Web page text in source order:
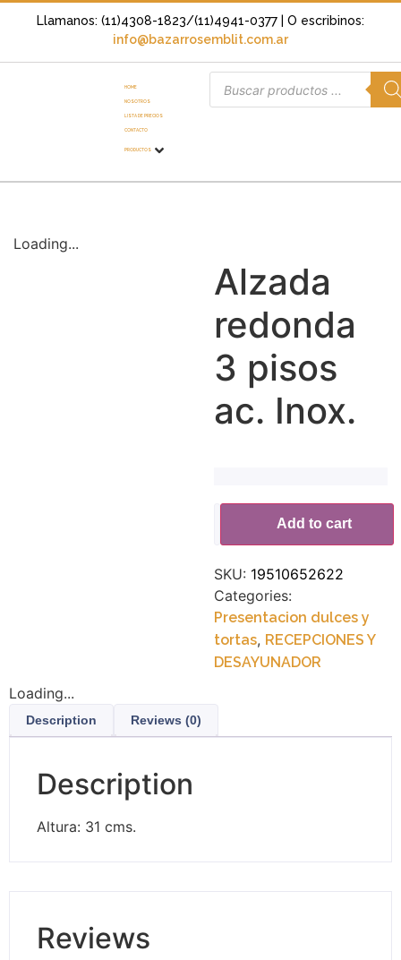
Llamanos: (11)4308-1823/(11)4941-0377
| O escribinos:
info@bazarrosemblit.com.ar
HOME
NOSOTROS
LISTA DE PRECIOS
CONTACTO
PRODUCTOS
Loading...
Alzada
redonda
3 pisos
ac. Inox.
Add to cart
Alternative:
SKU: 19510652622
Categories:
Presentacion dulces y
tortas, RECEPCIONES Y
DESAYUNADOR
Loading...
Description Reviews (0)
Description
Altura: 31 cms.
Reviews